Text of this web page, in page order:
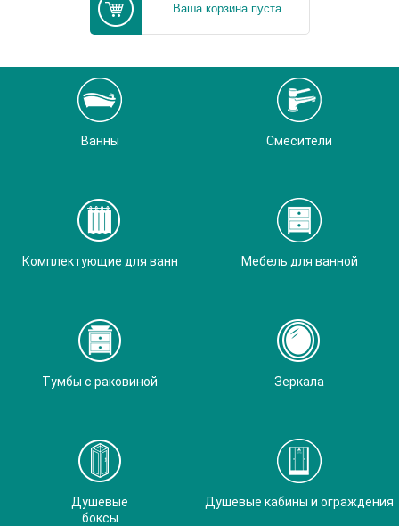
Ваша корзина пуста
Ванны Смесители
Комплектующие для ванн Мебель для ванной
Тумбы с раковиной Зеркала
Душевые
боксы
Душевые кабины и ограждения